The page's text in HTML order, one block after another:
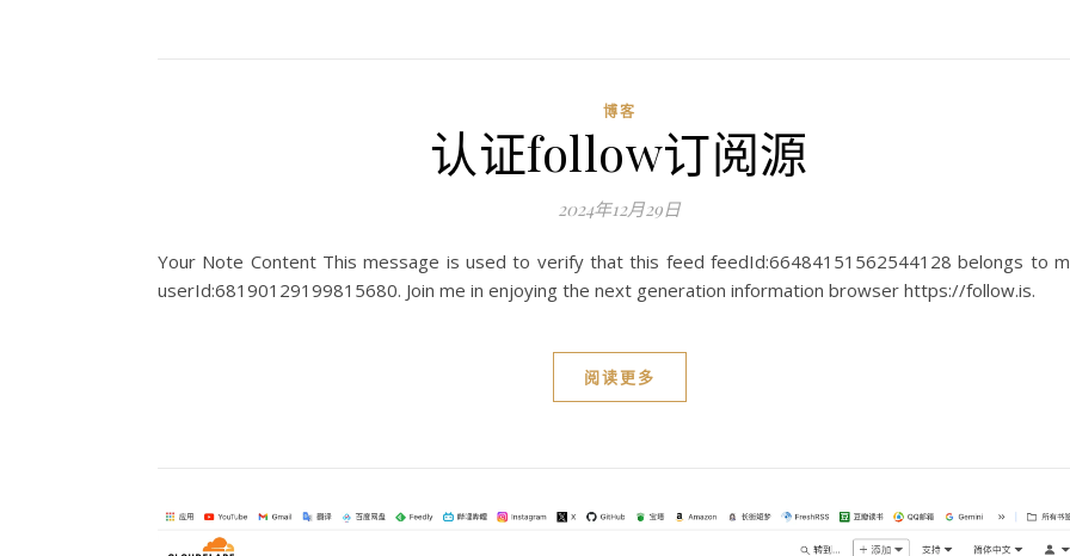
博客
认证follow订阅源
2024年12月29日
Your Note Content This message is used to verify that this feed feedId:66484151562544128 belongs to
userId:68190129199815680. Join me in enjoying the next generation information browser https://follow.is.
阅读更多